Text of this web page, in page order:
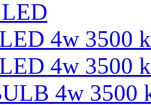
4w 3500
4w 3500
4w 3500